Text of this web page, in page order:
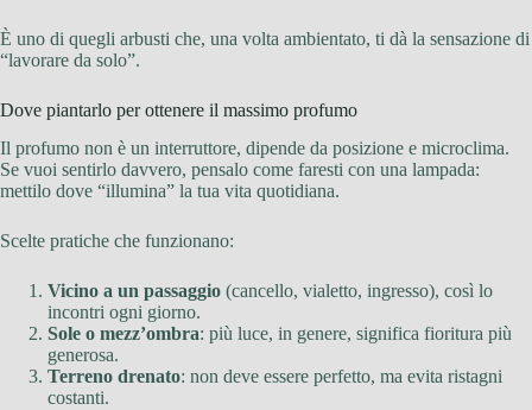
È uno di quegli arbusti che, una volta ambientato, ti dà la sensazione di
“lavorare da solo”.
Dove piantarlo per ottenere il massimo profumo
Il profumo non è un interruttore, dipende da posizione e microclima.
Se vuoi sentirlo davvero, pensalo come faresti con una lampada:
mettilo dove “illumina” la tua vita quotidiana.
Scelte pratiche che funzionano:
Vicino a un passaggio (cancello, vialetto, ingresso), così lo
incontri ogni giorno.
Sole o mezz’ombra: più luce, in genere, significa fioritura più
generosa.
Terreno drenato: non deve essere perfetto, ma evita ristagni
costanti.